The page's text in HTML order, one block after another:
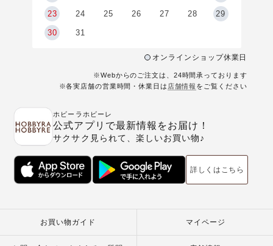
23 24 25 26 27 28 29
30 31
オンラインショップ休業日
※Webからのご注文は、24時間承っております
※各実店舗の営業時間・休業日は 店舗情報 をご覧ください
ホビーラホビーレ
公式アプリで最新情報をお届け！
サクサク見られて、楽しいお買い物♪
詳しくはこちら
お買い物ガイド マイページ